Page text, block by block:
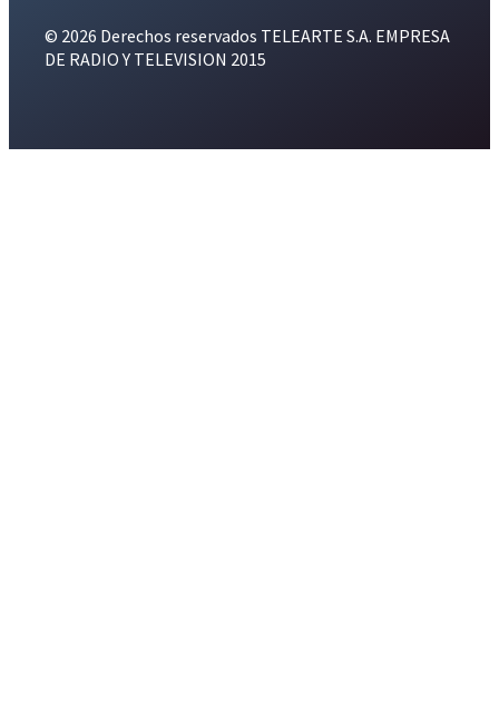
© 2026 Derechos reservados TELEARTE S.A. EMPRESA
DE RADIO Y TELEVISION 2015